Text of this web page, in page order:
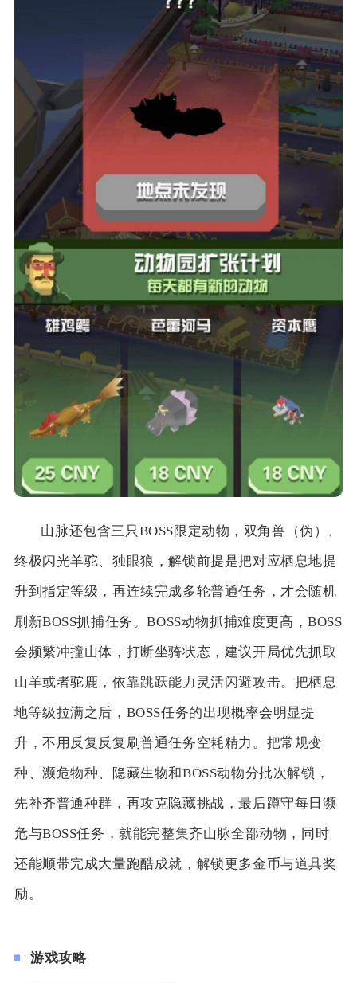
山脉还包含三只BOSS限定动物，双角兽（伪）、
终极闪光羊驼、独眼狼，解锁前提是把对应栖息地提
升到指定等级，再连续完成多轮普通任务，才会随机
刷新BOSS抓捕任务。BOSS动物抓捕难度更高，BOSS
会频繁冲撞山体，打断坐骑状态，建议开局优先抓取
山羊或者驼鹿，依靠跳跃能力灵活闪避攻击。把栖息
地等级拉满之后，BOSS任务的出现概率会明显提
升，不用反复反复刷普通任务空耗精力。把常规变
种、濒危物种、隐藏生物和BOSS动物分批次解锁，
先补齐普通种群，再攻克隐藏挑战，最后蹲守每日濒
危与BOSS任务，就能完整集齐山脉全部动物，同时
还能顺带完成大量跑酷成就，解锁更多金币与道具奖
励。
游戏攻略